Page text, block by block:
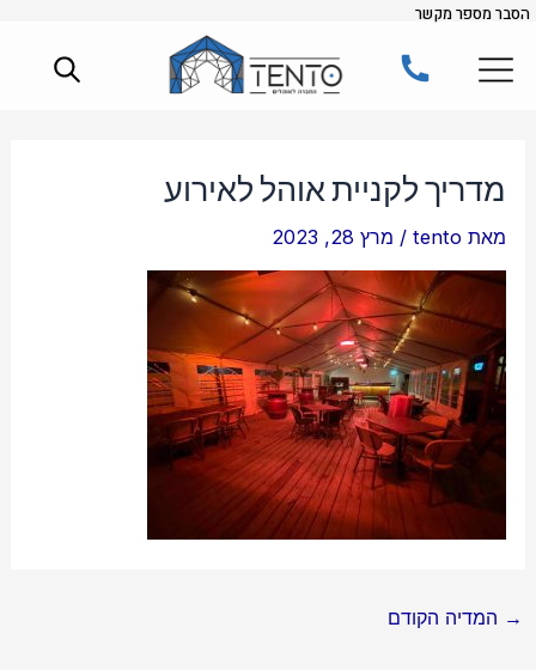
דילוג
לתוכן
הסבר מספר מקשר
מדריך לקניית אוהל לאירוע
מאתtento
/ מרץ 28, 2023
Post
navigation
→ המדיה הקודם